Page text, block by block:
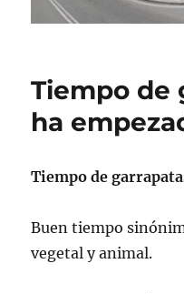
Tiempo de
ha
Tiempo de
Buen tiempo
vegetal y animal.